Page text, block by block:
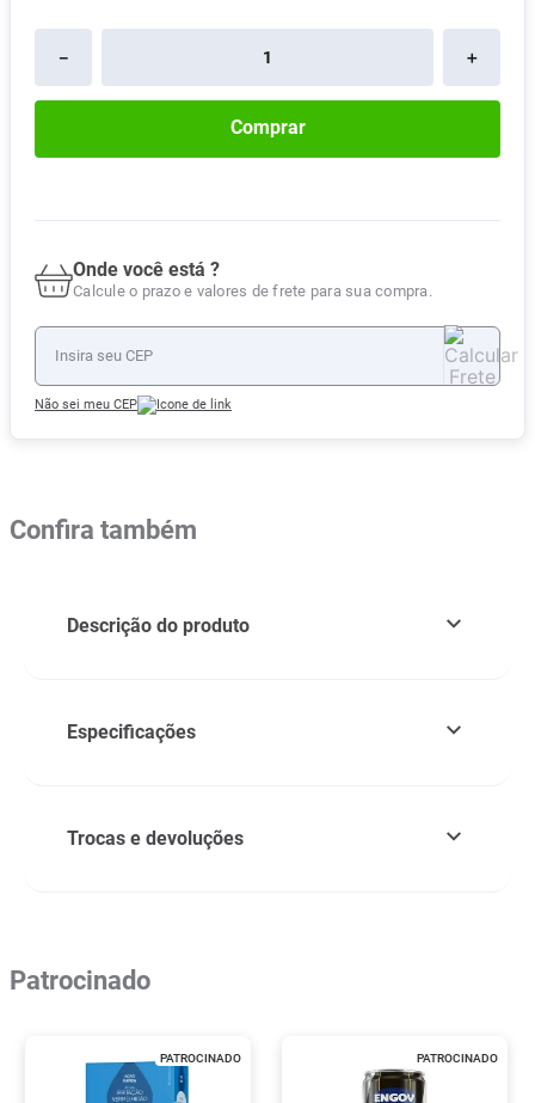
＋
－
Comprar
Onde você está ?
Calcule o prazo e valores de frete para sua compra.
Não sei meu CEP
Confira também
Descrição do produto
Especificações
Trocas e devoluções
Patrocinado
PATROCINADO PATROCINADO